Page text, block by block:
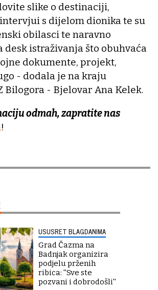
slike o destinaciji,
s dijelom dionika te su
obilasci te naravno
desk istraživanja što obuhvaća
dokumente, projekt,
- dodala je na kraju
Bilogora - Bjelovar Ana Kelek.
odmah, zapratite nas
!
USUSRET BLAGDANIMA
Grad Čazma na
Badnjak organizira
podjelu prženih
ribica: ''Sve ste
pozvani i dobrodošli''